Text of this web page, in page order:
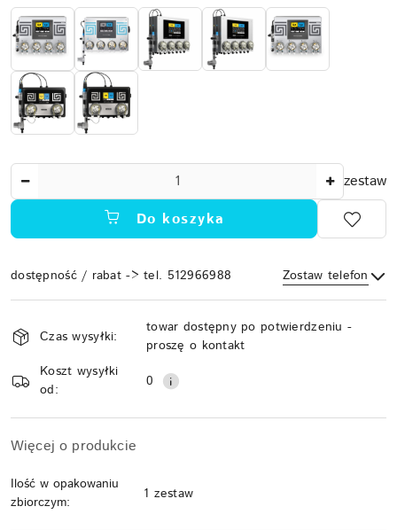
zestaw
Do koszyka
dostępność / rabat -> tel. 512966988 Zostaw telefon
Wyślij
i
dostawa
Czas wysyłki:
towar dostępny po potwierdzeniu -
proszę o kontakt
Koszt wysyłki
od:
0
Więcej o produkcie
Ilość w opakowaniu
zbiorczym:
1 zestaw